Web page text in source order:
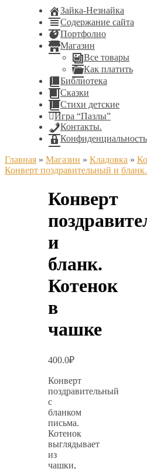
Зайка-Незнайка
Содержание сайта
Портфолио
Магазин
Все товары
Как платить
Библиотека
Сказки
Стихи детские
Игра “Пазлы”
Контакты.
Конфиденциальность
Главная » Магазин » Кладовка »
Конверт поздравительный и
Конверт
и
бланк.
Котенок
в
чашке
400.0₽
Конверт
поздравительный
с
бланком
письма.
Котенок
выглядывает
из
чашки,